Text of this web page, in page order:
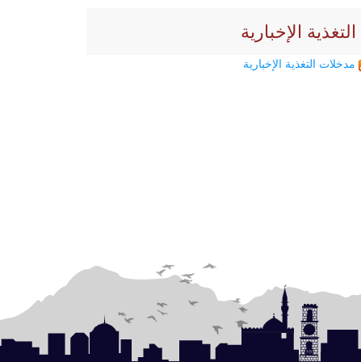
التغذية الإخبارية
مدخلات التغذية الإخبارية